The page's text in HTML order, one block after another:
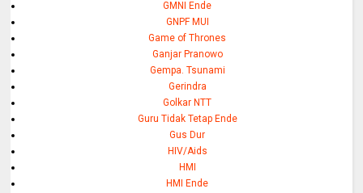
GMNI Ende
GNPF MUI
Game of Thrones
Ganjar Pranowo
Gempa. Tsunami
Gerindra
Golkar NTT
Guru Tidak Tetap Ende
Gus Dur
HIV/Aids
HMI
HMI Ende